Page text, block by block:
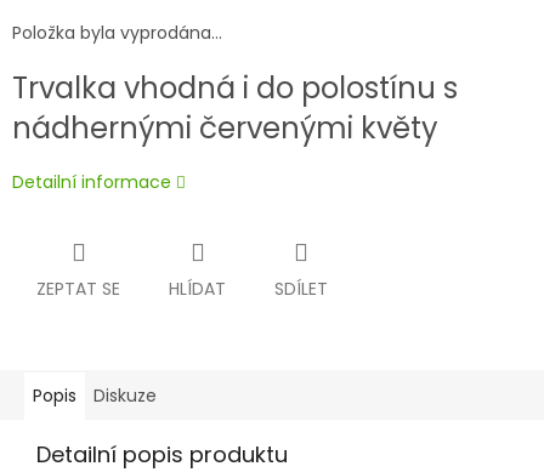
Položka byla vyprodána…
Trvalka vhodná i do polostínu s
nádhernými červenými květy
Detailní informace
ZEPTAT SE HLÍDAT SDÍLET
Popis Diskuze
Detailní popis produktu